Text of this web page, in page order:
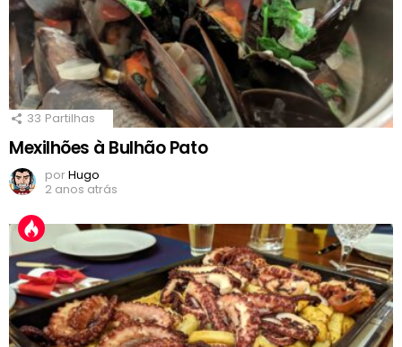
33 Partilhas
Mexilhões à Bulhão Pato
porHugo
2 anos atrás